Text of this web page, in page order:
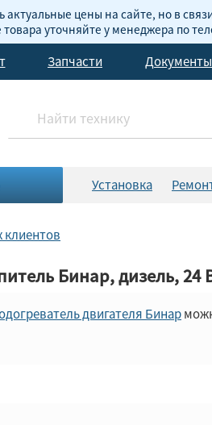
цены на сайте, но в
уточняйте у менеджера по
Запчасти
Установка
Бинар, дизель, 24
двигателя Бинар